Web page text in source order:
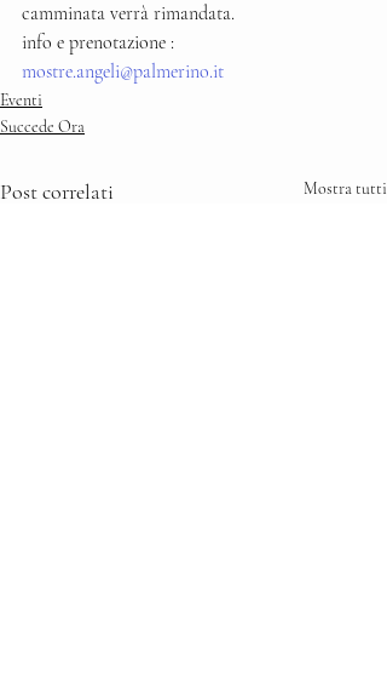
camminata verrà rimandata.
info e prenotazione :
mostre.angeli@palmerino.it
Eventi
Succede Ora
Post correlati Mostra tutti